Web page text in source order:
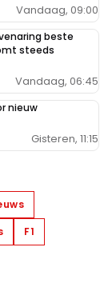
Vandaag, 09:00
beste
steeds
Vandaag, 06:45
nieuw
Gisteren, 11:15
F1